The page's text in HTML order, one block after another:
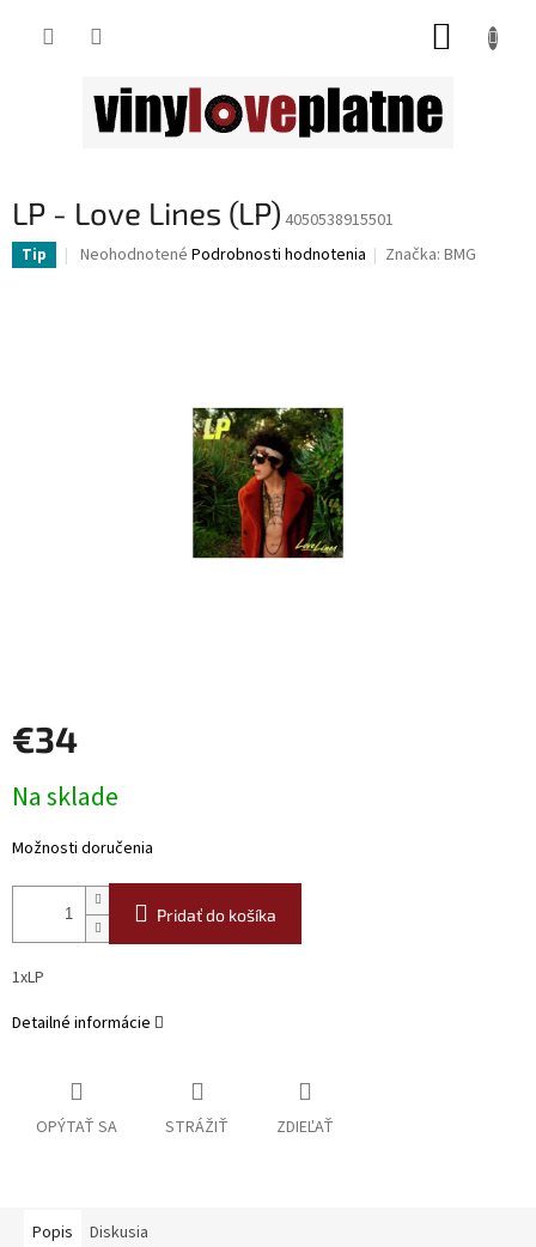
LP - Love Lines (LP) 4050538915501
Tip
Priemerné
Neohodnotené Podrobnosti hodnotenia Značka:BMG
€34
cena:
Na sklade
Možnosti doručenia
Pridať do košíka
1xLP
Detailné informácie
OPÝTAŤ SA STRÁŽIŤ ZDIEĽAŤ
Popis Diskusia